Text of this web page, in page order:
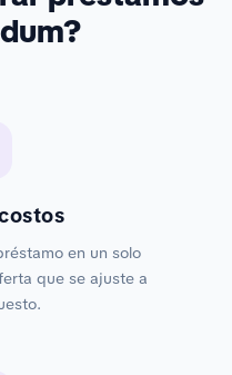
en un solo
que se ajuste a